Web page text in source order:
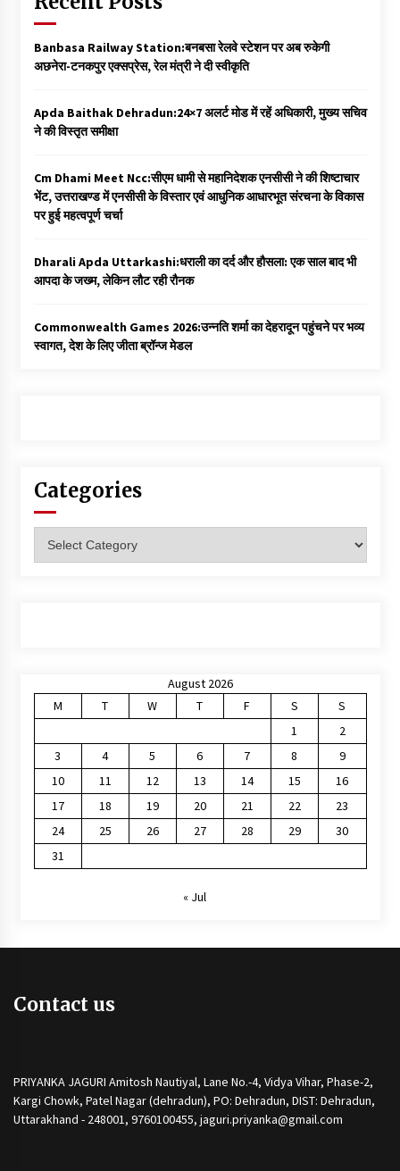
Banbasa Railway Station:बनबसा रेलवे स्टेशन पर अब रुकेगी
अछनेरा-टनकपुर एक्सप्रेस, रेल मंत्री ने दी स्वीकृति
Apda Baithak Dehradun:24×7 अलर्ट मोड में रहें अधिकारी, मुख्य सचिव
ने की विस्तृत समीक्षा
Cm Dhami Meet Ncc:सीएम धामी से महानिदेशक एनसीसी ने की शिष्टाचार
भेंट, उत्तराखण्ड में एनसीसी के विस्तार एवं आधुनिक आधारभूत संरचना के विकास
पर हुई महत्वपूर्ण चर्चा
Dharali Apda Uttarkashi:धराली का दर्द और हौसला: एक साल बाद भी
आपदा के जख्म, लेकिन लौट रही रौनक
Commonwealth Games 2026:उन्नति शर्मा का देहरादून पहुंचने पर भव्य
स्वागत, देश के लिए जीता ब्रॉन्ज मेडल
Categories
August 2026
M
T W T F S
S
1
2
3
4 5 6 7 8
9
10
11 12 13 14 15
16
17
18 19 20 21 22
23
24
25 26 27 28 29
30
31
« Jul
Contact us
PRIYANKA JAGURI Amitosh Nautiyal, Lane No.-4, Vidya Vihar, Phase-2,
Kargi Chowk, Patel Nagar (dehradun), PO: Dehradun, DIST: Dehradun,
Uttarakhand - 248001, 9760100455, jaguri.priyanka@gmail.com